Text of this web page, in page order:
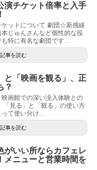
チケット倍率と入手
ットについて 劇団☆新感線
じゅんさんなど個性的な役
特に有名な劇団です...
記事を読む
と「映画を観る」、正
？
画館での深い没入体験との
「見る」と「観る」の使い方
て使い分け...
記事を読む
がいい所ならカフェレ
メニューと営業時間を